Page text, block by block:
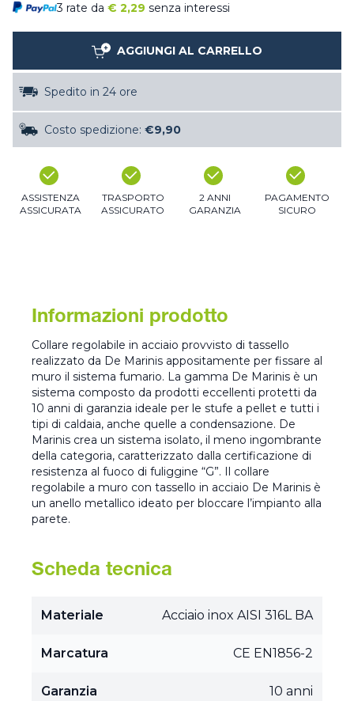
3 rate da € 2,29 senza interessi
AGGIUNGI AL CARRELLO
Spedito in 24 ore
Costo spedizione: €9,90
ASSISTENZA
ASSICURATA
TRASPORTO
ASSICURATO
2 ANNI
GARANZIA
PAGAMENTO
SICURO
Informazioni prodotto
Collare regolabile in acciaio provvisto di tassello
realizzato da De Marinis appositamente per fissare al
muro il sistema fumario. La gamma De Marinis è un
sistema composto da prodotti eccellenti protetti da
10 anni di garanzia ideale per le stufe a pellet e tutti i
tipi di caldaia, anche quelle a condensazione. De
Marinis crea un sistema isolato, il meno ingombrante
della categoria, caratterizzato dalla certificazione di
resistenza al fuoco di fuliggine “G”. Il collare
regolabile a muro con tassello in acciaio De Marinis è
un anello metallico ideato per bloccare l’impianto alla
parete.
Scheda tecnica
Materiale Acciaio inox AISI 316L BA
Marcatura CE EN1856-2
Garanzia 10 anni